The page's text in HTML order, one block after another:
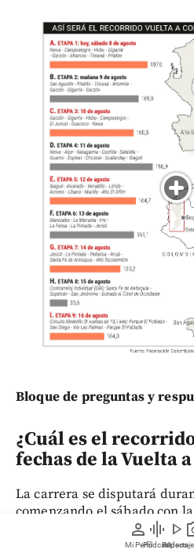
person
Mi Perfil
graphic_eq
Pódcast
play_arrow
Videos
Bloque de preguntas y
¿Cuál es el
fechas de la Vuelta
La carrera se disputará
comenzando el sábado con
16 de agosto en Medellín.
recorrerán 1.473 kilómetros